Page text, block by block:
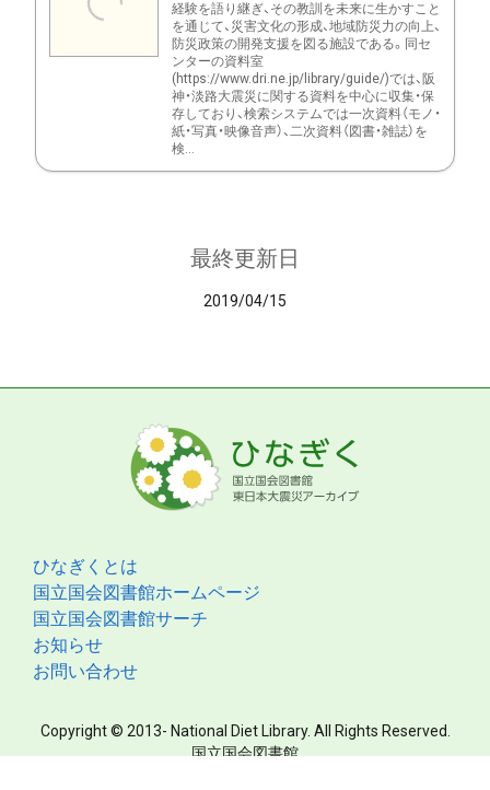
経験を語り継ぎ、その教訓を未来に生かすこと
を通じて、災害文化の形成、地域防災力の向上、
防災政策の開発支援を図る施設である。同セ
ンターの資料室
(https://www.dri.ne.jp/library/guide/)では、阪
神・淡路大震災に関する資料を中心に収集・保
存しており、検索システムでは一次資料（モノ・
紙・写真・映像音声）、二次資料（図書・雑誌）を
検...
最終更新日
2019/04/15
ひなぎくとは
国立国会図書館ホームページ
国立国会図書館サーチ
お知らせ
お問い合わせ
Copyright © 2013- National Diet Library. All Rights Reserved.